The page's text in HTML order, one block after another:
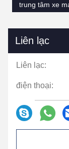
trung tâm xe
Liên lạc
Liên lạc:
điện thoại: